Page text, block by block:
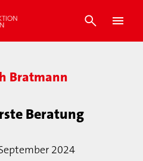
Bratmann
Beratung
2024